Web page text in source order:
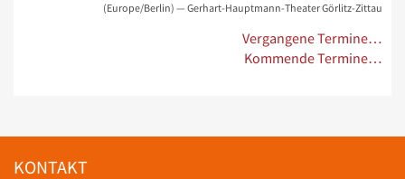
(Europe/Berlin) — Gerhart-Hauptmann-Theater Görlitz-Zittau
Vergangene Termine…
Kommende Termine…
KONTAKT